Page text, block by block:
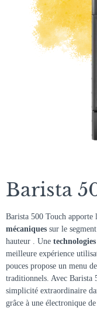
Barista
Barista 500 Touch apporte
mécaniques sur le
hauteur . Une
meilleure expérience
pouces propose un menu
traditionnels. Avec Barista
simplicité extraordinaire
grâce à une électronique